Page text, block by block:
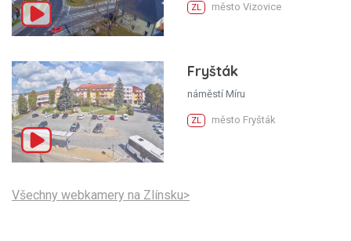
ZL město Vizovice
Fryšták
náměstí Míru
ZL město Fryšták
Všechny webkamery na Zlínsku>